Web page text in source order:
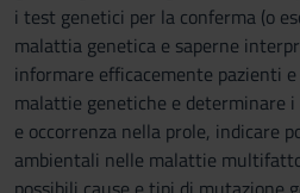
i test genetici per la conferma (o
malattia genetica e saperne
informare efficacemente pazienti
malattie genetiche e determinare
e occorrenza nella prole, indicare
ambientali nelle malattie